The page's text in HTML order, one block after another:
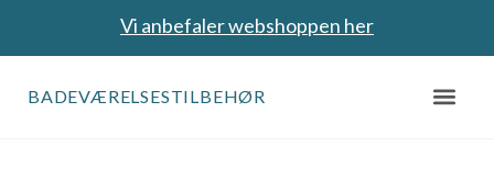
Vi anbefaler webshoppen her
BADEVÆRELSESTILBEHØR